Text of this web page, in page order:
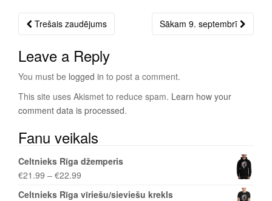
Post
navigation
Trešais zaudējums Sākam 9. septembrī
Leave a Reply
You must be logged in to post a comment.
This site uses Akismet to reduce spam. Learn how your
comment data is processed.
Fanu veikals
Celtnieks Rīga džemperis
€21.99 – €22.99
Celtnieks Rīga vīriešu/sieviešu krekls